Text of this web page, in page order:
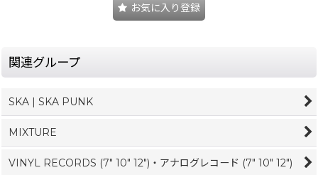
お気に入り登録
関連グループ
SKA | SKA PUNK
MIXTURE
VINYL RECORDS (7" 10" 12")・アナログレコード (7" 10" 12")